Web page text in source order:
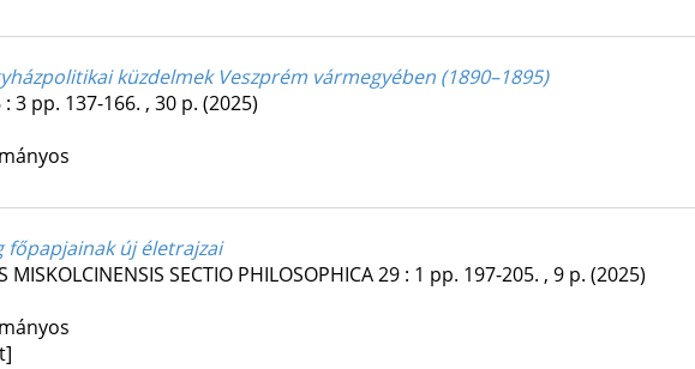
küzdelmek Veszprém vármegyében (1890–1895)
: 3 pp. 137-166. , 30 p. (2025)
főpapjainak új életrajzai
MISKOLCINENSIS SECTIO PHILOSOPHICA29: 1 pp. 197-205. , 9 p. (2025)